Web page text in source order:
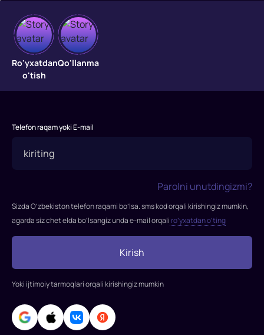
Ruscha
reyd
Bosqinchilar
mukammal
tayyorladilar:
batafsil
chizmalari,
Ro'yxatdan
o'tish
Qo'llanma
Telefon raqam yoki E-mail
Parolni unutdingizmi?
Sizda O’zbekiston telefon raqami bo’lsa. sms kod orqali kirishingiz mumkin,
agarda siz chet elda bo’lsangiz unda e-mail orqali ro’yxatdan o’ting
Kirish
Yoki ijtimoiy tarmoqlari orqali kirishingiz mumkin